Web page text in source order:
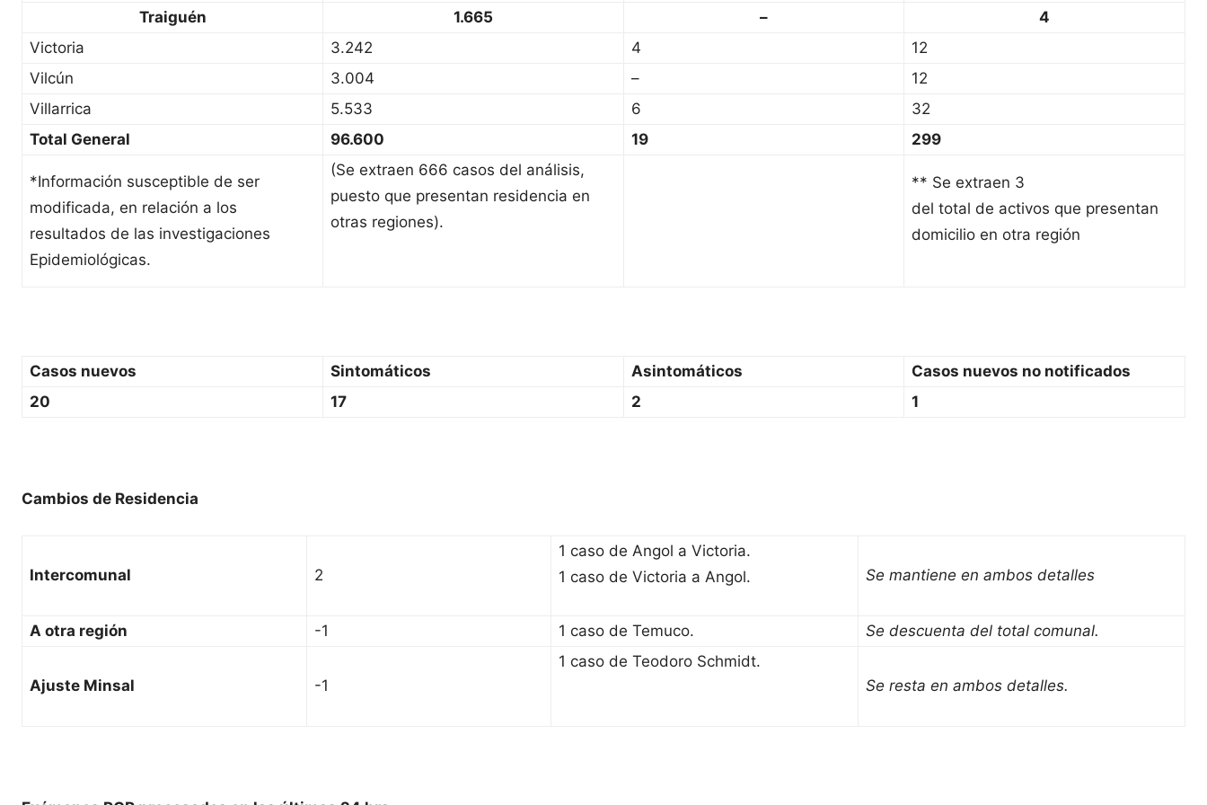
Traiguén
1.665 –
4
Victoria
3.242 4
12
Vilcún
3.004 –
12
Villarrica
5.533 6
32
Total General
96.600 19 299
*Información susceptible de ser
modificada, en relación a los
resultados de las investigaciones
Epidemiológicas.
(Se extraen 666 casos del análisis,
puesto que presentan residencia en
otras regiones).
** Se extraen 3
del total de activos que presentan
domicilio en otra región
Casos nuevos Sintomáticos Asintomáticos
Casos nuevos no notificados
20
17 2 1
Cambios de Residencia
Intercomunal 2
1 caso de Angol a Victoria.
1 caso de Victoria a Angol.
Se mantiene en ambos detalles
A otra región -1 1 caso de Temuco. Se descuenta del total comunal.
Ajuste Minsal -1
1 caso de Teodoro Schmidt.
Se resta en ambos detalles.